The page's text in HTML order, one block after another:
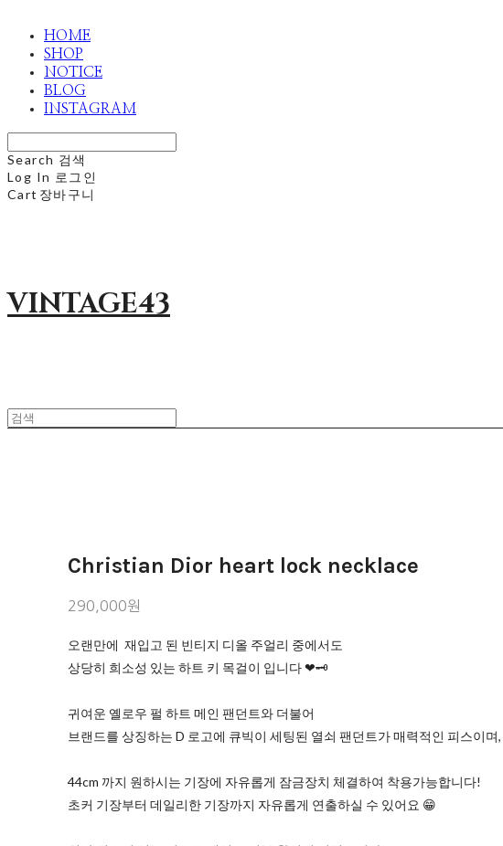
HOME
SHOP
NOTICE
BLOG
INSTAGRAM
Search 검색
Log In 로그인
Cart 장바구니
VINTAGE43
Christian Dior heart lock necklace
290,000원
오랜만에 재입고 된 빈티지 디올 주얼리 중에서도
상당히 희소성 있는 하트 키 목걸이 입니다 ❤︎🗝️
귀여운 옐로우 펄 하트 메인 팬던트와 더불어
브랜드를 상징하는 D 로고에 큐빅이 세팅된 열쇠 팬던트가 매력적인 피스이며,
44cm 까지 원하시는 기장에 자유롭게 잠금장치 체결하여 착용가능합니다!
초커 기장부터 데일리한 기장까지 자유롭게 연출하실 수 있어요 😁